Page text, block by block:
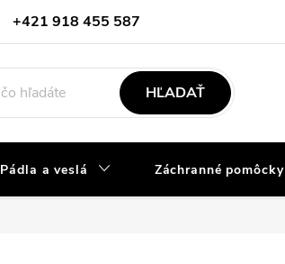
+421 918 455 587
info@vodacky-obchod.sk
HĽADAŤ
Pádla a veslá Záchranné pomôcky